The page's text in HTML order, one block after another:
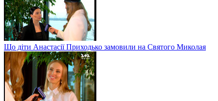
Що діти Анастасії Приходько замовили на Святого Миколая